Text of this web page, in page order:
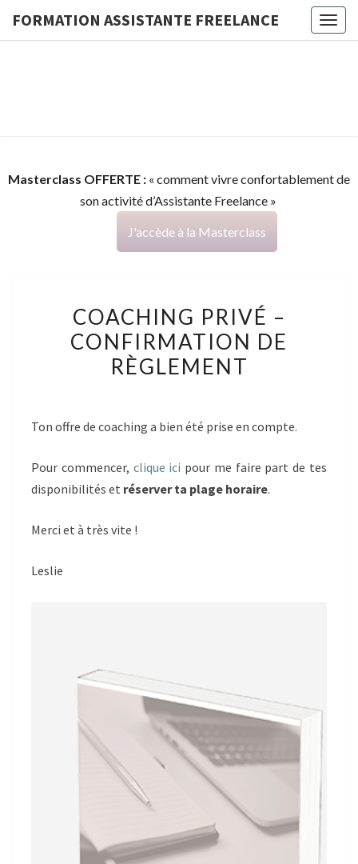
FORMATION ASSISTANTE FREELANCE
Masterclass OFFERTE : « comment vivre confortablement de
son activité d’Assistante Freelance »
J'accède à la Masterclass
PRIVÉ
–
CONFIRMATION
COACHING PRIVÉ –
CONFIRMATION DE
RÈGLEMENT
Ton offre de coaching a bien été prise en compte.
Pour commencer, clique ici pour me faire part de tes
disponibilités et réserver ta plage horaire.
Merci et à très vite !
Leslie